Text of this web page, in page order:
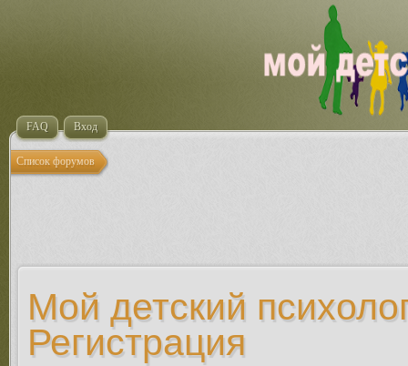
FAQ Вход
Список форумов
Мой детский
Регистрация